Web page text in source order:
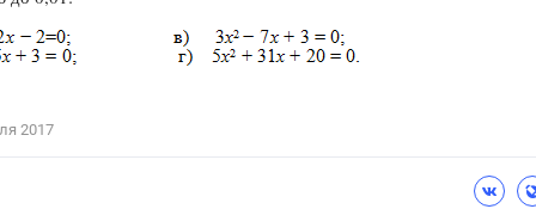
Цветков Л. А.
2017